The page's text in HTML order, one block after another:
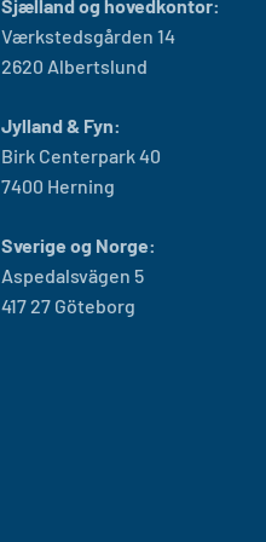
Sjælland og hovedkontor:
Værkstedsgården 14
2620 Albertslund
Jylland & Fyn:
Birk Centerpark 40
7400 Herning
Sverige og Norge:
Aspedalsvägen 5
417 27 Göteborg